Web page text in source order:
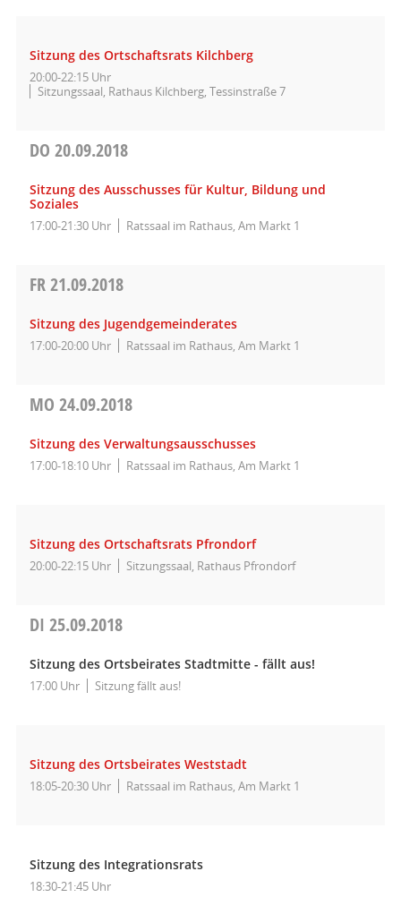
Sitzung des Ortschaftsrats Kilchberg
20:00-22:15 Uhr
Sitzungssaal, Rathaus Kilchberg, Tessinstraße 7
DO 20.09.2018
Sitzung des Ausschusses für Kultur, Bildung und
Soziales
17:00-21:30 Uhr Ratssaal im Rathaus, Am Markt 1
FR21.09.2018
Sitzung des Jugendgemeinderates
17:00-20:00 Uhr Ratssaal im Rathaus, Am Markt 1
MO 24.09.2018
Sitzung des Verwaltungsausschusses
17:00-18:10 Uhr Ratssaal im Rathaus, Am Markt 1
Sitzung des Ortschaftsrats Pfrondorf
20:00-22:15 Uhr Sitzungssaal, Rathaus Pfrondorf
DI 25.09.2018
Sitzung des Ortsbeirates Stadtmitte - fällt aus!
17:00 Uhr Sitzung fällt aus!
Sitzung des Ortsbeirates Weststadt
18:05-20:30 Uhr Ratssaal im Rathaus, Am Markt 1
Sitzung des Integrationsrats
18:30-21:45 Uhr